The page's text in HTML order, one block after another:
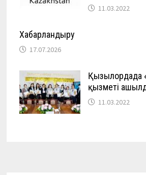
11.03.2022
Хабарландыру
17.07.2026
Қызылордада
қызметі
11.03.2022